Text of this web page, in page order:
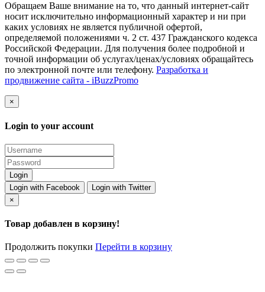
Обращаем Ваше внимание на то, что данный интернет-сайт
носит исключительно информационный характер и ни при
каких условиях не является публичной офертой,
определяемой положениями ч. 2 ст. 437 Гражданского кодекса
Российской Федерации. Для получения более подробной и
точной информации об услугах/ценах/условиях обращайтесь
по электронной почте или телефону. Разработка и
продвижение сайта - iBuzzPromo
×
Login to your account
Login with Facebook
Login with Twitter
×
Товар добавлен в корзину!
Продолжить покупки Перейти в корзину